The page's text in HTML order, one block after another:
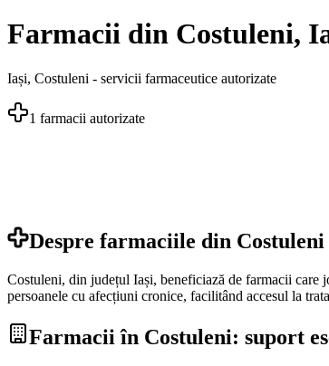
Farmacii din Costuleni,
Iași, Costuleni - servicii farmaceutice autorizate
1 farmacii autorizate
Despre farmaciile din Costuleni
Costuleni, din județul Iași, beneficiază de farmacii care
persoanele cu afecțiuni cronice, facilitând accesul la
Farmacii în Costuleni: suport